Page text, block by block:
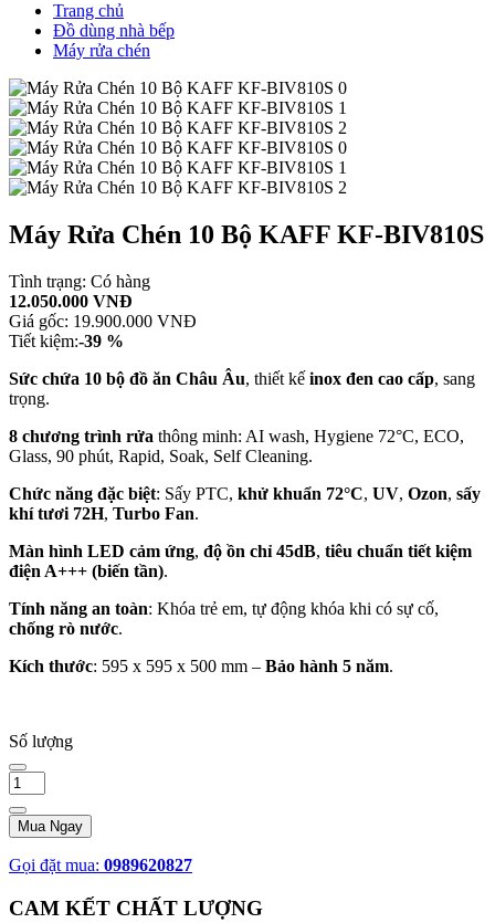
Trang chủ
Đồ dùng nhà bếp
Máy rửa chén
Máy Rửa Chén 10 Bộ KAFF KF-BIV810S
Tình trạng: Có hàng
12.050.000 VNĐ
Giá gốc: 19.900.000 VNĐ
Tiết kiệm:-39 %
Sức chứa 10 bộ đồ ăn Châu Âu, thiết kế inox đen cao cấp, sang
trọng.
8 chương trình rửa thông minh: AI wash, Hygiene 72°C, ECO,
Glass, 90 phút, Rapid, Soak, Self Cleaning.
Chức năng đặc biệt: Sấy PTC, khử khuẩn 72°C, UV, Ozon, sấy
khí tươi 72H, Turbo Fan.
Màn hình LED cảm ứng, độ ồn chỉ 45dB, tiêu chuẩn tiết kiệm
điện A+++ (biến tần).
Tính năng an toàn: Khóa trẻ em, tự động khóa khi có sự cố,
chống rò nước.
Kích thước: 595 x 595 x 500 mm – Bảo hành 5 năm.
Số lượng
Mua Ngay
Gọi đặt mua: 0989620827
CAM KẾT CHẤT LƯỢNG